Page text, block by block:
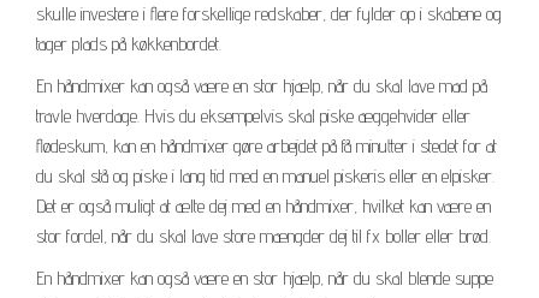
skulle investere i flere forskellige redskaber, der fylder op i skabene og
tager plads på køkkenbordet.
En håndmixer kan også være en stor hjælp, når du skal lave mad på
travle hverdage. Hvis du eksempelvis skal piske æggehvider eller
flødeskum, kan en håndmixer gøre arbejdet på få minutter i stedet for at
du skal stå og piske i lang tid med en manuel piskeris eller en elpisker.
Det er også muligt at ælte dej med en håndmixer, hvilket kan være en
stor fordel, når du skal lave store mængder dej til fx boller eller brød.
En håndmixer kan også være en stor hjælp, når du skal blende suppe